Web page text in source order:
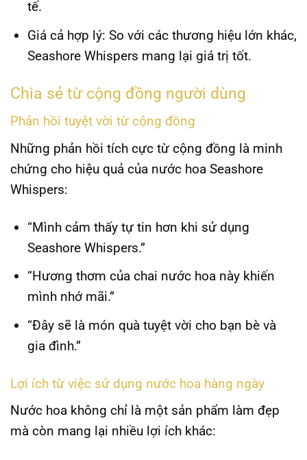
tế.
Giá cả hợp lý: So với các thương hiệu lớn khác,
Seashore Whispers mang lại giá trị tốt.
Chia sẻ từ cộng đồng người dùng
Phản hồi tuyệt vời từ cộng đồng
Những phản hồi tích cực từ cộng đồng là minh
chứng cho hiệu quả của nước hoa Seashore
Whispers:
“Mình cảm thấy tự tin hơn khi sử dụng
Seashore Whispers.”
“Hương thơm của chai nước hoa này khiến
mình nhớ mãi.”
“Đây sẽ là món quà tuyệt vời cho bạn bè và
gia đình.”
Lợi ích từ việc sử dụng nước hoa hàng ngày
Nước hoa không chỉ là một sản phẩm làm đẹp
mà còn mang lại nhiều lợi ích khác: